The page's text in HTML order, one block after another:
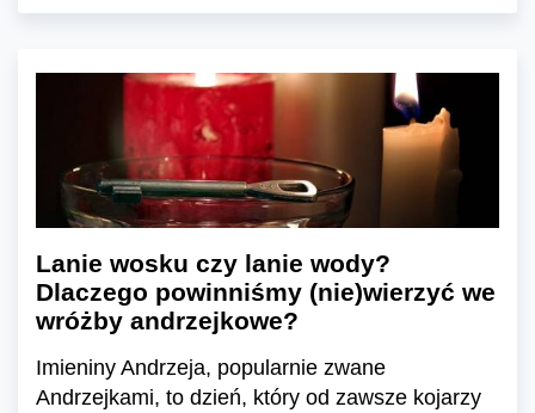
Lanie wosku czy lanie wody?
Dlaczego powinniśmy (nie)wierzyć we
wróżby andrzejkowe?
Imieniny Andrzeja, popularnie zwane
Andrzejkami, to dzień, który od zawsze kojarzy